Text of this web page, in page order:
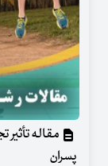
مقاله
پسران